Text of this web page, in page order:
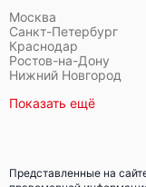
Москва
Санкт-Петербург
Краснодар
Ростов-на-Дону
Нижний Новгород
Показать ещё
Представленные на